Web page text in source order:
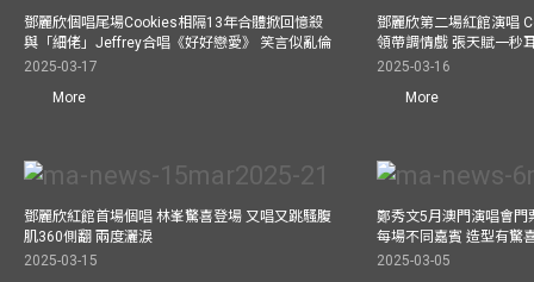
鄧麗欣個唱尾場Cookies相隔13年合體掀回憶殺
與「細佬」Jeffrey合唱《好好戀愛》 笑言似亂倫
2025-03-17
More
鄧麗欣第二場紅館演唱
領帶調情戲 張天賦一秒
2025-03-16
More
鄧麗欣紅館首場個唱 林峯驚喜登場 又唱又跳騷腹
肌360側翻 兩度灑淚
2025-03-15
鄭秀文5月澳門演唱會
每場不同嘉賓 造型有驚
2025-03-05